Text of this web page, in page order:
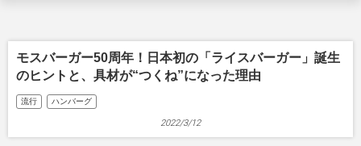
モスバーガー50周年！日本初の「ライスバーガー」誕生
のヒントと、具材が“つくね”になった理由
流行 ハンバーグ
2022/3/12